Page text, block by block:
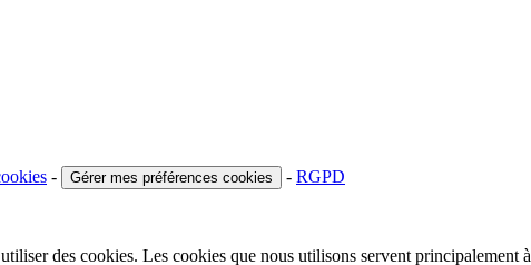
- Gérer mes préférences cookies - RGPD
des cookies. Les cookies que nous utilisons servent principalement